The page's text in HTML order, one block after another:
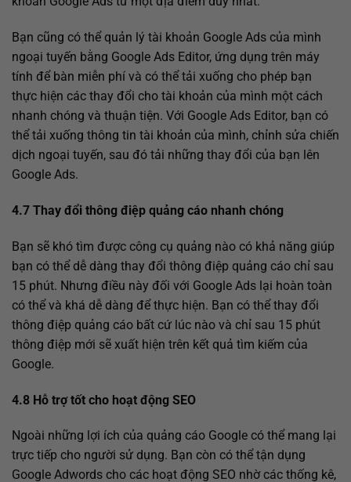
Bạn cũng có thể quản lý tài khoản Google Ads của mình
ngoại tuyến bằng Google Ads Editor, ứng dụng trên máy
tính để bàn miễn phí và có thể tải xuống cho phép bạn
thực hiện các thay đổi cho tài khoản của mình một cách
nhanh chóng và thuận tiện. Với Google Ads Editor, bạn có
thể tải xuống thông tin tài khoản của mình, chỉnh sửa chiến
dịch ngoại tuyến, sau đó tải những thay đổi của bạn lên
Google Ads.
4.7 Thay đổi thông điệp quảng cáo nhanh chóng
Bạn sẽ khó tìm được công cụ quảng nào có khả năng giúp
bạn có thể dễ dàng thay đổi thông điệp quảng cáo chỉ sau
15 phút. Nhưng điều này đối với Google Ads lại hoàn toàn
có thể và khá dễ dàng để thực hiện. Bạn có thể thay đổi
thông điệp quảng cáo bất cứ lúc nào và chỉ sau 15 phút
thông điệp mới sẽ xuất hiện trên kết quả tìm kiếm của
Google.
4.8 Hỗ trợ tốt cho hoạt động SEO
Ngoài những lợi ích của quảng cáo Google có thể mang lại
trực tiếp cho người sử dụng. Bạn còn có thể tận dụng
Google Adwords cho các hoạt động SEO nhờ các thống kê,